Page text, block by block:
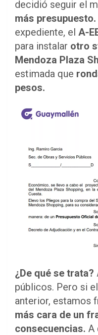
decidió seguir el
más presupuesto.
expediente, el A-
para instalar otro
Mendoza Plaza
estimada que
pesos.
¿De qué se trata?
públicos. Pero si
anterior, estamos
más cara de un
consecuencias. A